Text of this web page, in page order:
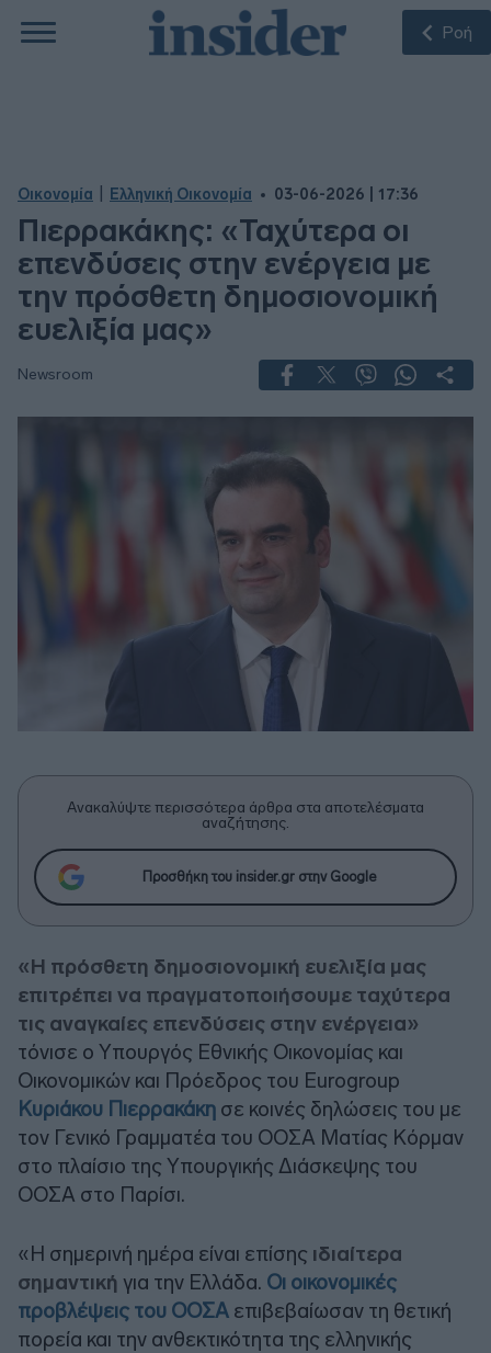
Ροή
Οικονομία Ελληνική Οικονομία 03-06-2026 | 17:36
Πιερρακάκης: «Ταχύτερα οι
επενδύσεις στην ενέργεια με
την πρόσθετη δημοσιονομική
ευελιξία μας»
Newsroom
Ανακαλύψτε περισσότερα άρθρα στα αποτελέσματα
αναζήτησης.
Προσθήκη του insider.gr στην Google
«Η πρόσθετη δημοσιονομική ευελιξία μας
επιτρέπει να πραγματοποιήσουμε ταχύτερα
τις αναγκαίες επενδύσεις στην ενέργεια»
τόνισε ο Υπουργός Εθνικής Οικονομίας και
Οικονομικών και Πρόεδρος του Eurogroup
Κυριάκου Πιερρακάκη σε κοινές δηλώσεις του με
τον Γενικό Γραμματέα του ΟΟΣΑ Ματίας Κόρμαν
στο πλαίσιο της Υπουργικής Διάσκεψης του
ΟΟΣΑ στο Παρίσι.
«Η σημερινή ημέρα είναι επίσης ιδιαίτερα
σημαντική για την Ελλάδα. Οι οικονομικές
προβλέψεις του ΟΟΣΑ επιβεβαίωσαν τη θετική
πορεία και την ανθεκτικότητα της ελληνικής